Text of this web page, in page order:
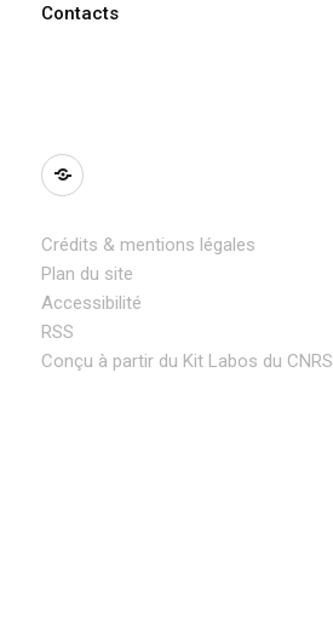
Contacts
BlueSky
Crédits & mentions légales
Plan du site
Accessibilité
RSS
Conçu à partir du Kit Labos du CNRS